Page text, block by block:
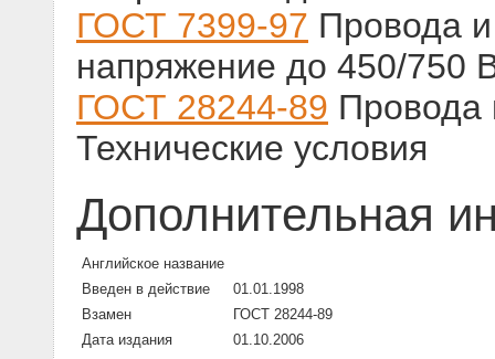
ГОСТ 7399-97 Провода
напряжение до 450/750
ГОСТ 28244-89
Технические условия
Дополнительная
Английское название
Введен в действие
01.01.1998
Взамен
ГОСТ 28244-89
Дата издания
01.10.2006